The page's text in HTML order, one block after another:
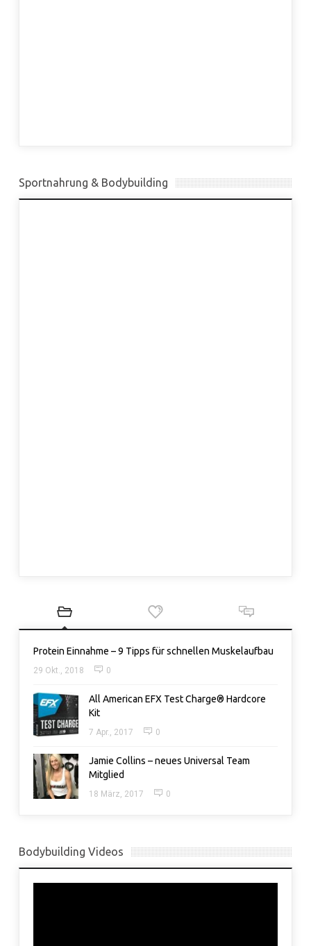
Sportnahrung & Bodybuilding
Protein Einnahme – 9 Tipps für schnellen Muskelaufbau
29 Okt., 2018 0
All American EFX Test Charge® Hardcore
Kit
7 Apr., 2017 0
Jamie Collins – neues Universal Team
Mitglied
18 März, 2017 0
Bodybuilding Videos